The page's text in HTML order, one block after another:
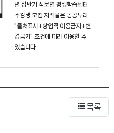
년 상반기 석문면 평생학습센터
수강생 모집 저작물은 공공누리
"출처표시+상업적 이용금지+변
경금지" 조건에 따라 이용할 수
있습니다.
목록